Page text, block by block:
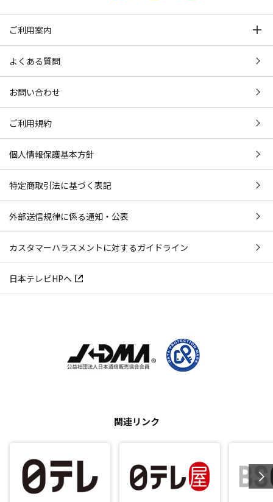
ご利用案内
よくある質問
お問い合わせ
ご利用規約
個人情報保護基本方針
特定商取引法に基づく表記
外部送信規律に係る通知・公表
カスタマーハラスメントに対するガイドライン
日本テレビHPへ
関連リンク